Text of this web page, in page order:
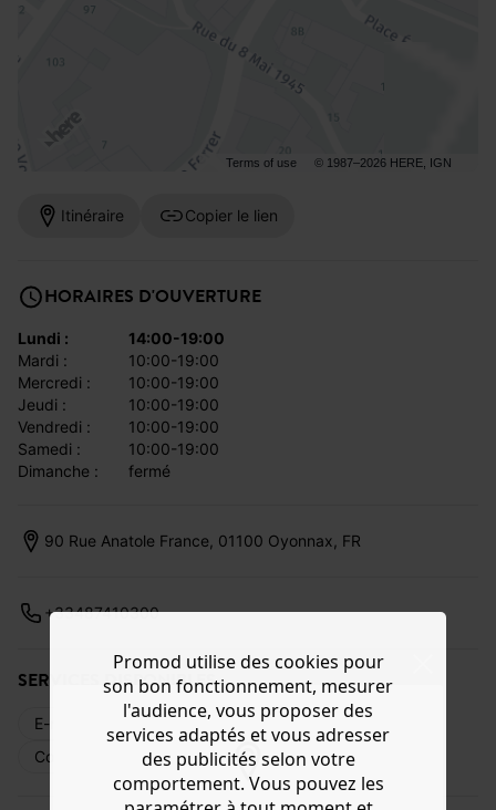
Terms of use © 1987–2026 HERE, IGN
Itinéraire Copier le lien
HORAIRES D'OUVERTURE
lundi :
14:00-19:00
mardi :
10:00-19:00
mercredi :
10:00-19:00
jeudi :
10:00-19:00
vendredi :
10:00-19:00
samedi :
10:00-19:00
dimanche :
fermé
90 Rue Anatole France, 01100 Oyonnax, FR
+33487410300
SERVICES DISPONIBLES
E-réservation Livraison web
Retours
Commande en magasin
Cartes cadeaux
Promod utilise des cookies pour
son bon fonctionnement, mesurer
l'audience, vous proposer des
services adaptés et vous adresser
des publicités selon votre
comportement. Vous pouvez les